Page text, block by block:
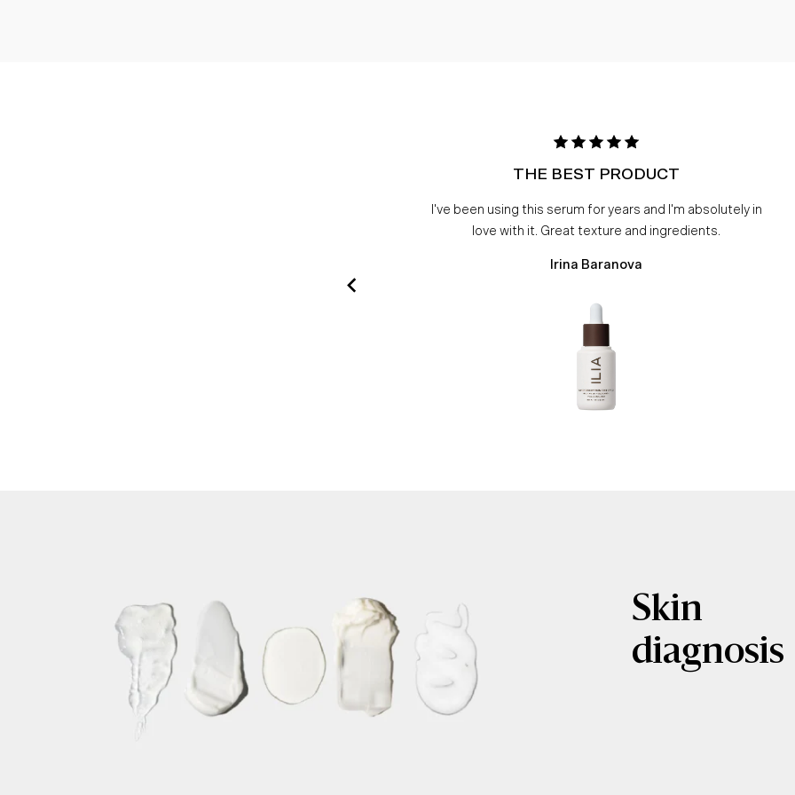
THE BEST PRODUCT
I've been using this serum for years and I'm absolutely in
love with it. Great texture and ingredients.
Irina Baranova
Skin
diagnosis